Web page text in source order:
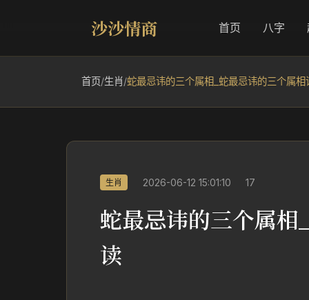
沙沙情商 首页 八字
首页/生肖/蛇最忌讳的三个属相_蛇最忌讳的三个属相
生肖 2026-06-12 15:01:10 17
蛇最忌讳的三个属
读